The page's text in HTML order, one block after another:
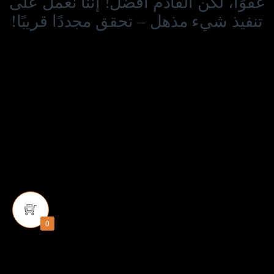
تنفيذ شيء مذهل – تحقق مجددًا قريبًا!
0